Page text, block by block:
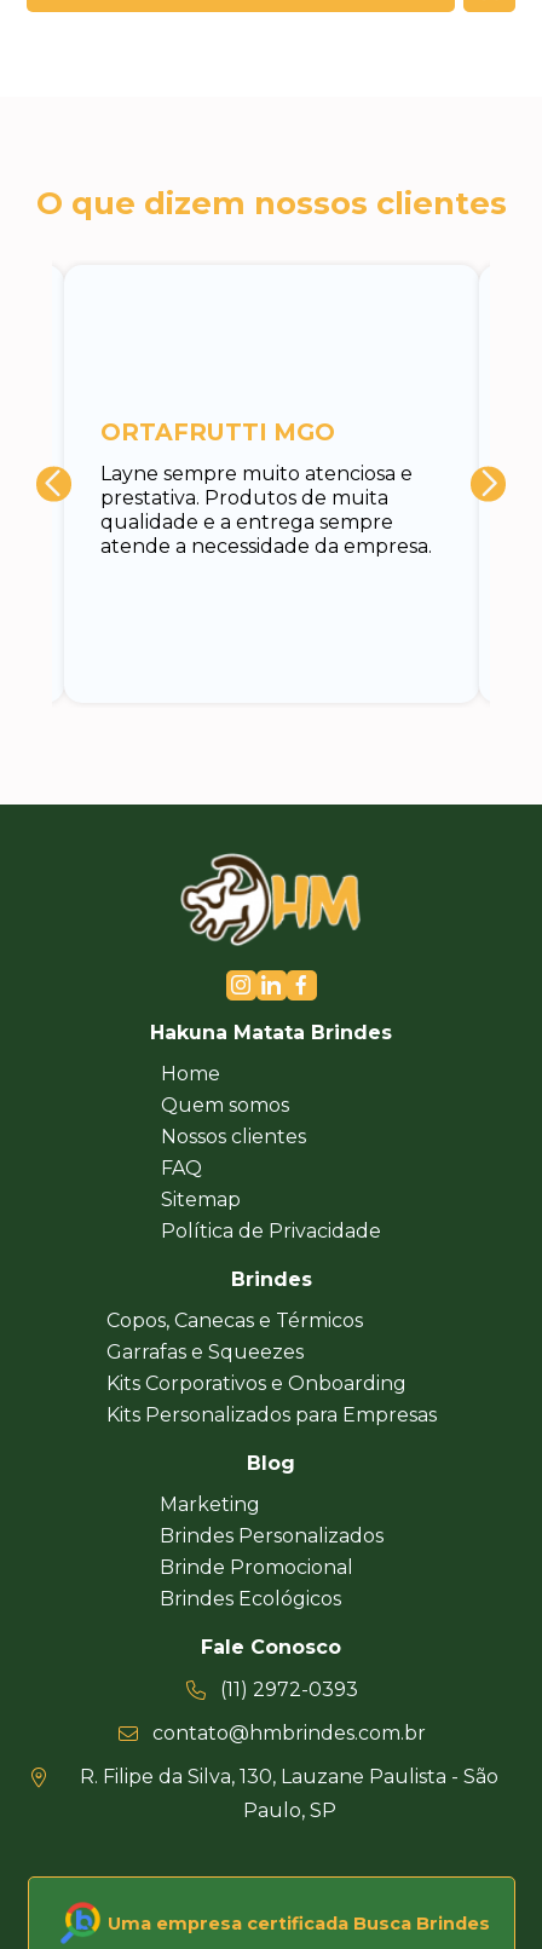
O que dizem nossos clientes
Layne sempre muito atenciosa e
prestativa. Produtos de muita
qualidade e a entrega sempre
atende a necessidade da empresa.
ORTAFRUTTI MGO
Hakuna Matata Brindes
Home
Quem somos
Nossos clientes
FAQ
Sitemap
Política de Privacidade
Brindes
Copos, Canecas e Térmicos
Garrafas e Squeezes
Kits Corporativos e Onboarding
Kits Personalizados para Empresas
Blog
Marketing
Brindes Personalizados
Brinde Promocional
Brindes Ecológicos
Fale Conosco
(11) 2972-0393
contato@hmbrindes.com.br
R. Filipe da Silva, 130, Lauzane Paulista - São
Paulo, SP
Uma empresa certificada Busca Brindes